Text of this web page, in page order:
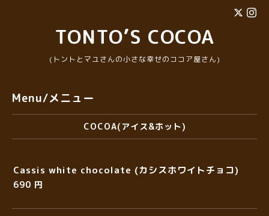
TONTO’S COCOA
(トントとマユさんの小さな幸せのココア屋さん)
Menu/メニュー
COCOA(アイス&ホット)
Cassis white chocolate (カシスホワイトチョコ)
690 円